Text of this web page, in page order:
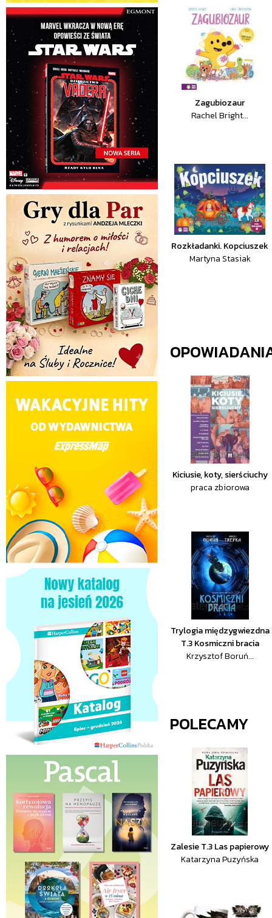
Zagubiozaur
Rachel Bright...
Rozkładanki. Kopciuszek
Martyna Stasiak
Kiciusie, koty, sierściuchy
praca zbiorowa
Trylogia międzygwiezdna
T.3 Kosmiczni bracia
Krzysztof Boruń...
POLECAMY
Zalesie T.3 Las papierowy
Katarzyna Puzyńska